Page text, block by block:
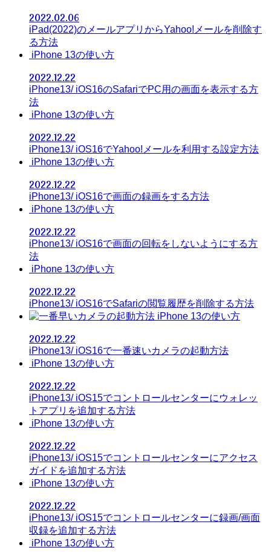
2022.02.06
iPad(2022)のメールアプリからYahoo!メールを削除す
る方法
iPhone 13の使い方
2022.12.22
iPhone13/ iOS16のSafariでPC用の画面を表示する方
法
iPhone 13の使い方
2022.12.22
iPhone13/ iOS16でYahoo!メールを利用する設定方法
iPhone 13の使い方
2022.12.22
iPhone13/ iOS16で画面の録画をする方法
iPhone 13の使い方
2022.12.22
iPhone13/ iOS16で画面の回転をしないようにする方
法
iPhone 13の使い方
2022.12.22
iPhone13/ iOS16でSafariの閲覧履歴を削除する方法
iPhone 13の使い方
2022.12.22
iPhone13/ iOS16で一番速いカメラの起動方法
iPhone 13の使い方
2022.12.22
iPhone13/ iOS15でコントロールセンターにウォレッ
トアプリを追加する方法
iPhone 13の使い方
2022.12.22
iPhone13/ iOS15でコントロールセンターにアクセス
ガイドを追加する方法
iPhone 13の使い方
2022.12.22
iPhone13/ iOS15でコントロールセンターに録画/画面
収録を追加する方法
iPhone 13の使い方